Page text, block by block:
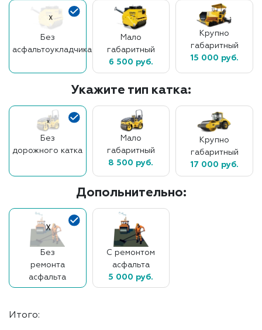
Без
асфальтоукладчика
Мало
габаритный
6 500 руб.
Крупно
габаритный
15 000 руб.
Укажите тип катка:
Без
дорожного катка
Мало
габаритный
8 500 руб.
Крупно
габаритный
17 000 руб.
Допольнительно:
Без
ремонта
асфальта
С ремонтом
асфальта
5 000 руб.
Итого: